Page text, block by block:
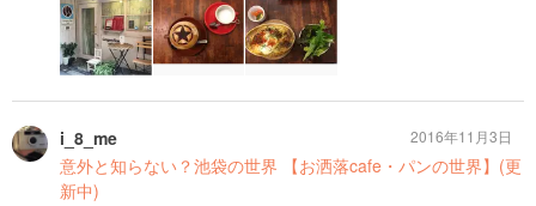
i_8_me
意外と知らない？池袋の世界 【お洒落cafe・パンの世界】(更
新中)
2016年11月3日